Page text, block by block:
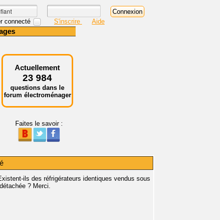
connecté S'inscrire Aide
Actuellement
23 984
questions dans le
forum électroménager
Faites le savoir :
ils des réfrigérateurs identiques vendus sous
? Merci.